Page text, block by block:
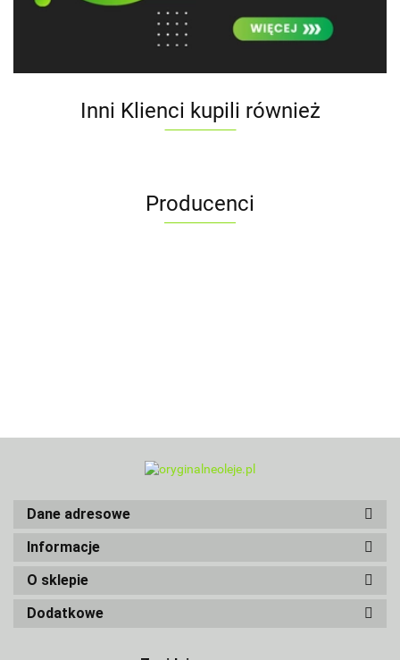
Inni Klienci kupili również
Producenci
Dane adresowe
Informacje
O sklepie
Dodatkowe